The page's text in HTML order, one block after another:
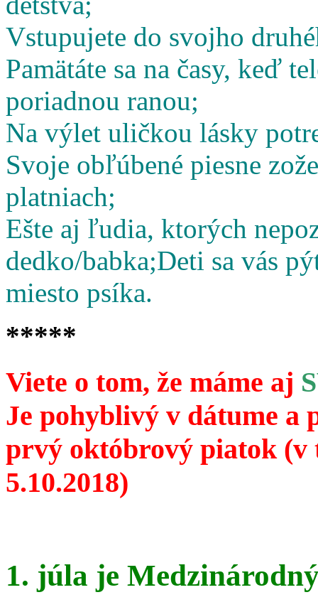
Vstupujete do svojho
Pamätáte sa na časy, keď
poriadnou ranou;
Na výlet uličkou lásky
Svoje obľúbené piesne
platniach;
Ešte aj ľudia, ktorých
dedko/babka;Deti sa vás
miesto psíka.
*****
Viete o tom, že máme aj
Je pohyblivý v dátume a
prvý októbrový piatok
5.10.2018)
1. júla je